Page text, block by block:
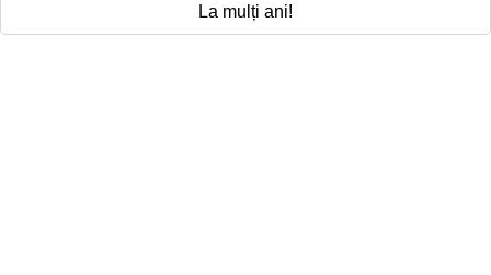
La mulți ani!